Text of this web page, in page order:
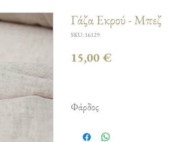
Γάζα Εκρού - Μπεζ
SKU: 16129
15,00 €
Φάρδος